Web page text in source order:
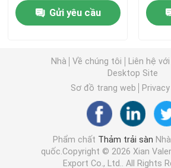
Thảm lót sàn ghế
Thảm nhà bếp có thể giặt được
Bảng phi tiêu Mat
Thảm cầu thang chống trượt
Gửi yêu cầu
Nhà Về chúng tôi
Liên hệ
Desktop Site
Sơ đồ trang web
Phẩm chất Thảm trải sàn
quốc.Copyright © 2026 Xian
Export Co., Ltd.. All Rights